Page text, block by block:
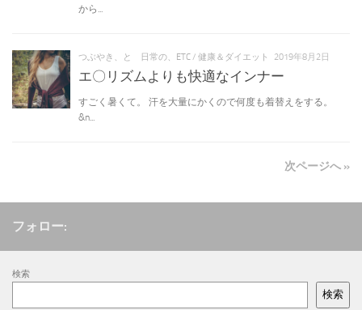
から...
つぶやき、と 日常の、ETC / 健康＆ダイエット 2019年8月2日
エ〇リズムよりも快適なインナー
すごく暑くて。 汗を大量にかくので何度も着替えをする。
&n...
次ページへ »
フォロー:
検索
検索